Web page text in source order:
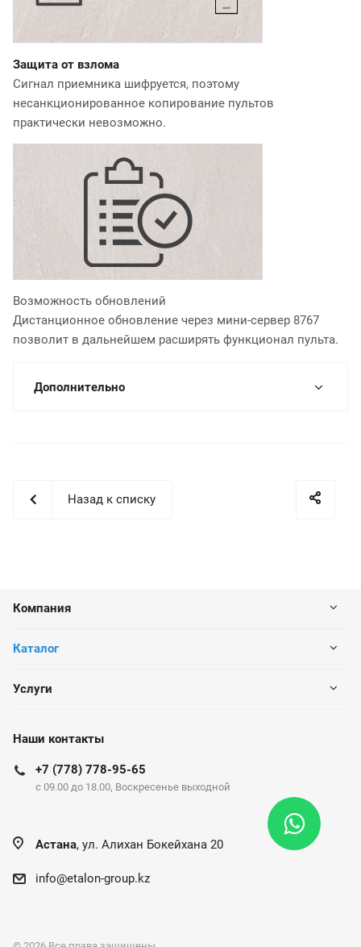
Защита от взлома
Сигнал приемника шифруется, поэтому
несанкционированное копирование пультов
практически невозможно.
Возможность обновлений
Дистанционное обновление через мини-сервер 8767
позволит в дальнейшем расширять функционал пульта.
Дополнительно
Назад к списку
Компания
Каталог
Услуги
Наши контакты
+7 (778) 778-95-65
c 09.00 до 18.00, Воскресенье выходной
Астана, ул. Алихан Бокейхана 20
info@etalon-group.kz